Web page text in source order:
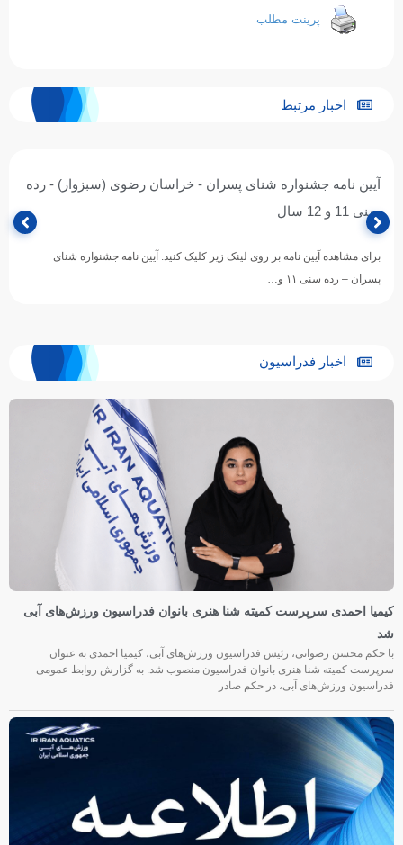
پرینت مطلب
اخبار مرتبط
آیین نامه جشنواره شنای پسران - خراسان رضوی (سبزوار) - رده
سنی 11 و 12 سال
برای مشاهده آیین نامه بر روی لینک زیر کلیک کنید. آیین نامه جشنواره شنای
پسران – رده سنی ۱۱ و…
اخبار فدراسیون
کیمیا احمدی سرپرست کمیته شنا هنری بانوان فدراسیون ورزش‌های آبی
شد
با حکم محسن رضوانی، رئیس فدراسیون ورزش‌های آبی، کیمیا احمدی به عنوان
سرپرست کمیته شنا هنری بانوان فدراسیون منصوب شد. به گزارش روابط عمومی
فدراسیون ورزش‌های آبی، در حکم صادر